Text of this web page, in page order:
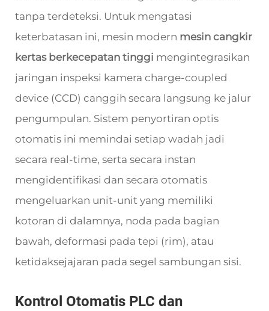
tanpa terdeteksi. Untuk mengatasi
keterbatasan ini, mesin modern mesin cangkir
kertas berkecepatan tinggi mengintegrasikan
jaringan inspeksi kamera charge-coupled
device (CCD) canggih secara langsung ke jalur
pengumpulan. Sistem penyortiran optis
otomatis ini memindai setiap wadah jadi
secara real-time, serta secara instan
mengidentifikasi dan secara otomatis
mengeluarkan unit-unit yang memiliki
kotoran di dalamnya, noda pada bagian
bawah, deformasi pada tepi (rim), atau
ketidaksejajaran pada segel sambungan sisi.
Kontrol Otomatis PLC dan